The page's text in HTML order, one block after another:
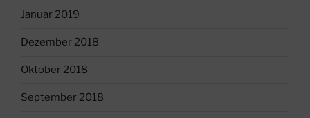
Januar 2019
Dezember 2018
Oktober 2018
September 2018